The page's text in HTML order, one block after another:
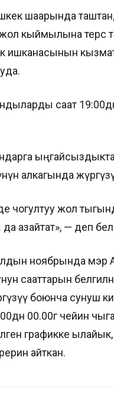
шаарында
кыймылына терс
ишканасынын
саат
алкагында
чогултуу жол
азайтат», — деп
ноябрында мэр
сааттарын
боюнча сунуш
00.00гө чейин
графикке ылайык,
айткан.